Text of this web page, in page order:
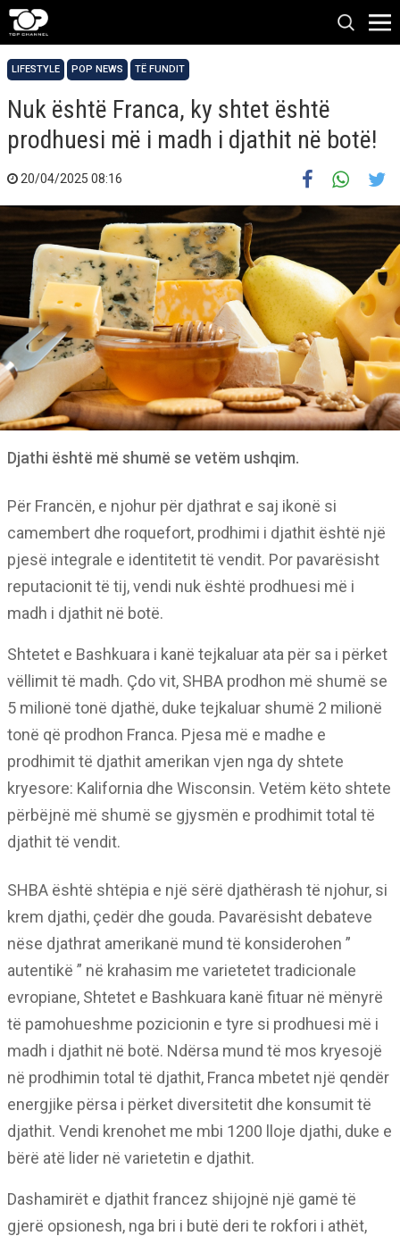
LIFESTYLE POP NEWS TË FUNDIT
Nuk është Franca, ky shtet është
prodhuesi më i madh i djathit në botë!
20/04/2025 08:16
Djathi është më shumë se vetëm ushqim.
Për Francën, e njohur për djathrat e saj ikonë si
camembert dhe roquefort, prodhimi i djathit është një
pjesë integrale e identitetit të vendit. Por pavarësisht
reputacionit të tij, vendi nuk është prodhuesi më i
madh i djathit në botë.
Shtetet e Bashkuara i kanë tejkaluar ata për sa i përket
vëllimit të madh. Çdo vit, SHBA prodhon më shumë se
5 milionë tonë djathë, duke tejkaluar shumë 2 milionë
tonë që prodhon Franca. Pjesa më e madhe e
prodhimit të djathit amerikan vjen nga dy shtete
kryesore: Kalifornia dhe Wisconsin. Vetëm këto shtete
përbëjnë më shumë se gjysmën e prodhimit total të
djathit të vendit.
SHBA është shtëpia e një sërë djathërash të njohur, si
krem djathi, çedër dhe gouda. Pavarësisht debateve
nëse djathrat amerikanë mund të konsiderohen ”
autentikë ” në krahasim me varietetet tradicionale
evropiane, Shtetet e Bashkuara kanë fituar në mënyrë
të pamohueshme pozicionin e tyre si prodhuesi më i
madh i djathit në botë. Ndërsa mund të mos kryesojë
në prodhimin total të djathit, Franca mbetet një qendër
energjike përsa i përket diversitetit dhe konsumit të
djathit. Vendi krenohet me mbi 1200 lloje djathi, duke e
bërë atë lider në varietetin e djathit.
Dashamirët e djathit francez shijojnë një gamë të
gjerë opsionesh, nga bri i butë deri te rokfori i athët,